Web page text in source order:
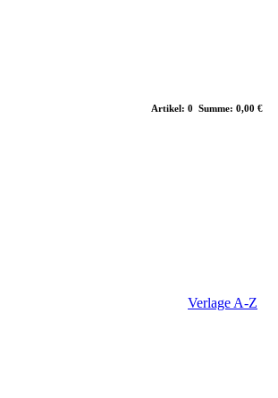
Artikel: 0 Summe: 0,00 €
Verlage A-Z